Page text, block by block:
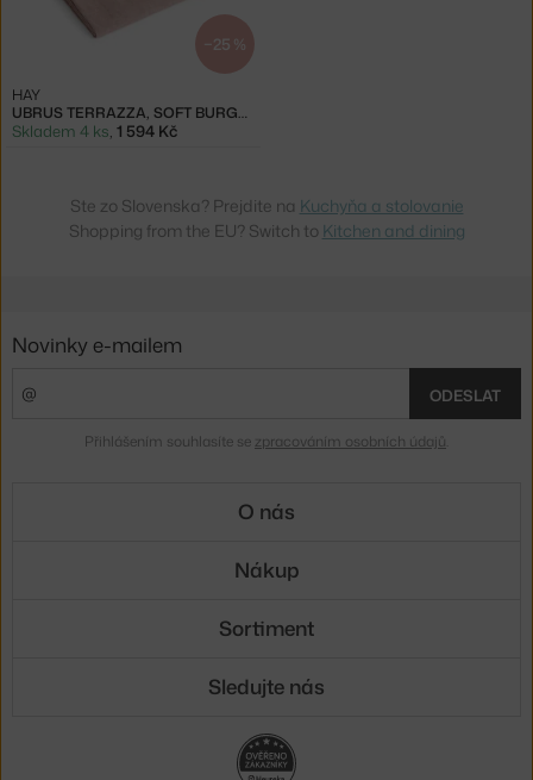
−25 %
UBRUS TERRAZZA, SOFT BURGUNDY
HAY
Skladem 4 ks, 1 594 Kč
Ste zo Slovenska? Prejdite na Kuchyňa a stolovanie
Shopping from the EU? Switch to Kitchen and dining
Novinky e-mailem
ODESLAT
Přihlášením souhlasíte se zpracováním osobních údajů
O nás
Nákup
Sortiment
Sledujte nás